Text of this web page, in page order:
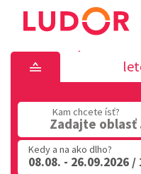
Apartmány
Kam chcete ísť?
Zadajte oblasť
Kedy a na ako dlho?
08.08. - 26.09.2026